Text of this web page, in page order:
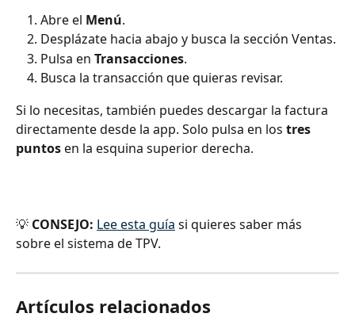
Abre el Menú.
Desplázate hacia abajo y busca la sección Ventas.
Pulsa en Transacciones.
Busca la transacción que quieras revisar.
Si lo necesitas, también puedes descargar la factura
directamente desde la app. Solo pulsa en los tres
puntos en la esquina superior derecha.
💡 CONSEJO: Lee esta guía si quieres saber más
sobre el sistema de TPV.
Artículos relacionados